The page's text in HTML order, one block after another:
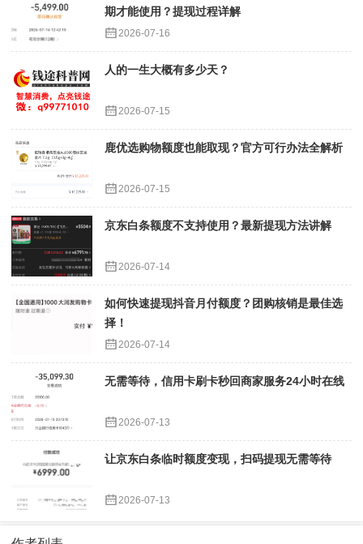
期才能使用？提现过程详解
2026-07-16
人的一生大概有多少天？
2026-07-15
鹿优选购物额度也能取现？官方可行办法全解析
2026-07-15
京东白条额度不支持使用？最新提现方法讲解
2026-07-14
如何快速提现抖音月付额度？团购核销是最佳选
择！
2026-07-14
无需等待，信用卡刷卡秒回商家服务24小时在线
2026-07-13
让京东白条临时额度变现，扫码提现无需等待
2026-07-13